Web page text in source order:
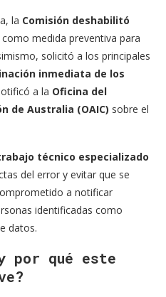
la Comisión deshabilitó
como medida preventiva para
solicitó a los principales
inmediata de los
a la Oficina del
de Australia (OAIC) sobre el
técnico especializado
del error y evitar que se
a notificar
identificadas como
datos.
por qué este